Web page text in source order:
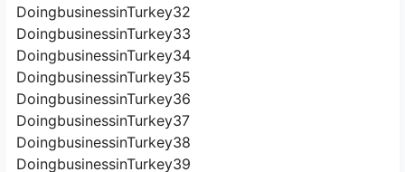
DoingbusinessinTurkey33
DoingbusinessinTurkey34
DoingbusinessinTurkey35
DoingbusinessinTurkey36
DoingbusinessinTurkey37
DoingbusinessinTurkey38
DoingbusinessinTurkey39
DoingbusinessinTurkey4